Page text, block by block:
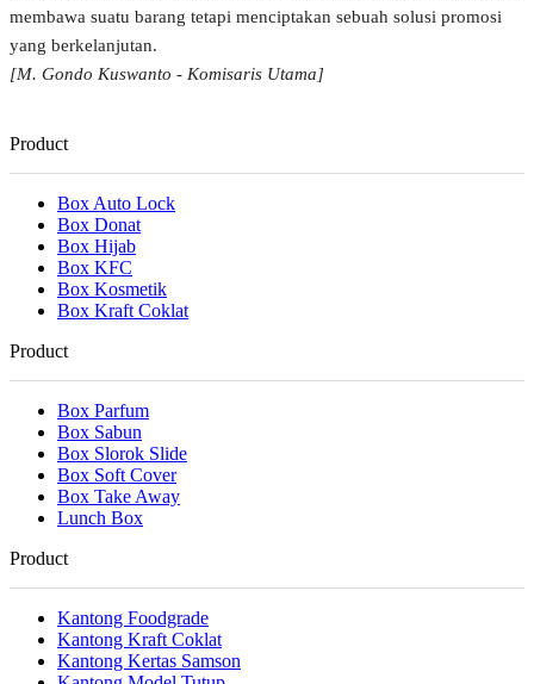
membawa suatu barang tetapi menciptakan sebuah solusi promosi
yang berkelanjutan.
[M. Gondo Kuswanto - Komisaris Utama]
Product
Box Auto Lock
Box Donat
Box Hijab
Box KFC
Box Kosmetik
Box Kraft Coklat
Product
Box Parfum
Box Sabun
Box Slorok Slide
Box Soft Cover
Box Take Away
Lunch Box
Product
Kantong Foodgrade
Kantong Kraft Coklat
Kantong Kertas Samson